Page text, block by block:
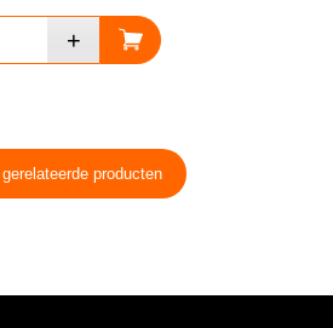
gerelateerde producten